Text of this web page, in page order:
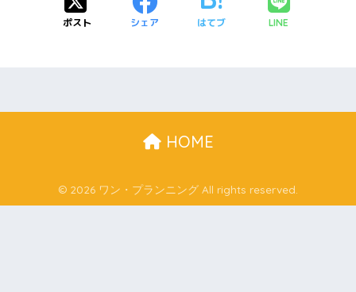
ポスト シェア はてブ LINE
HOME
© 2026 ワン・プランニング All rights reserved.